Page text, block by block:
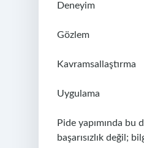
Deneyim
Gözlem
Kavramsallaştırma
Uygulama
Pide yapımında bu
başarısızlık değil;